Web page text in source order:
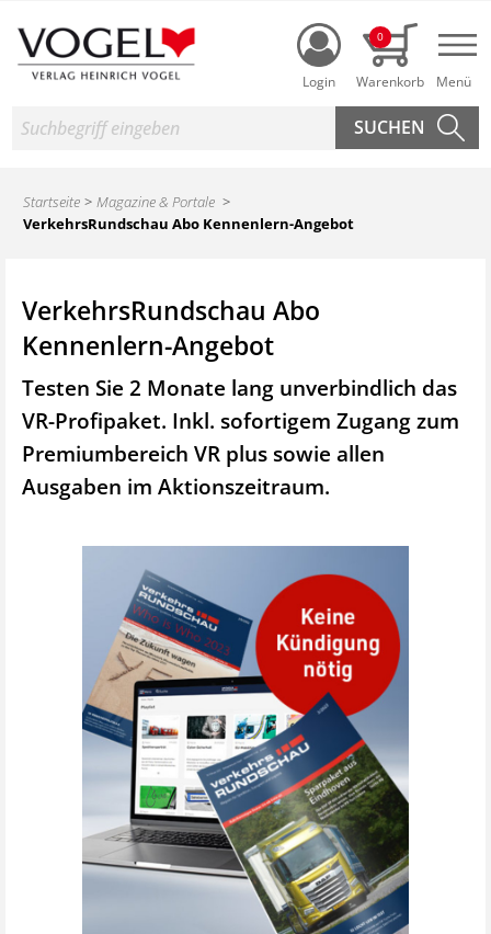
Login
0
Suche
Startseite
Magazine & Portale
VerkehrsRundschau Abo Kennenlern-Angebot
VerkehrsRundschau Abo
Kennenlern-Angebot
Testen Sie 2 Monate lang unverbindlich das
VR-Profipaket. Inkl. sofortigem Zugang zum
Premiumbereich VR plus sowie allen
Ausgaben im Aktionszeitraum.